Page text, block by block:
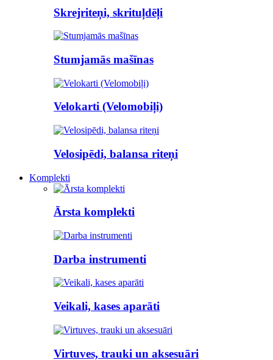
Skrejriteņi, skrituļdēļi
Stumjamās mašīnas
Velokarti (Velomobiļi)
Velosipēdi, balansa riteņi
Komplekti
Ārsta komplekti
Darba instrumenti
Veikali, kases aparāti
Virtuves, trauki un aksesuāri